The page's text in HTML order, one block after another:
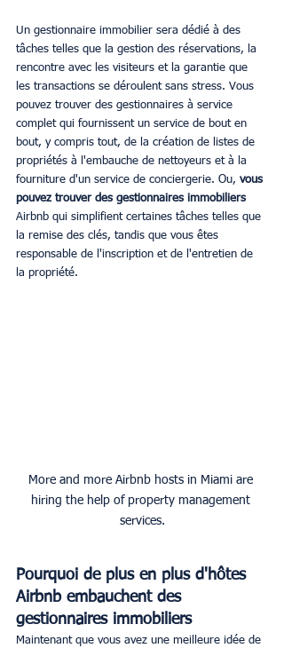
Un gestionnaire immobilier sera dédié à des
tâches telles que la gestion des réservations, la
rencontre avec les visiteurs et la garantie que
les transactions se déroulent sans stress. Vous
pouvez trouver des gestionnaires à service
complet qui fournissent un service de bout en
bout, y compris tout, de la création de listes de
propriétés à l'embauche de nettoyeurs et à la
fourniture d'un service de conciergerie. Ou, vous
pouvez trouver des gestionnaires immobiliers
Airbnb qui simplifient certaines tâches telles que
la remise des clés, tandis que vous êtes
responsable de l'inscription et de l'entretien de
la propriété.
More and more Airbnb hosts in Miami are
hiring the help of property management
services.
Pourquoi de plus en plus d'hôtes
Airbnb embauchent des
gestionnaires immobiliers
Maintenant que vous avez une meilleure idée de